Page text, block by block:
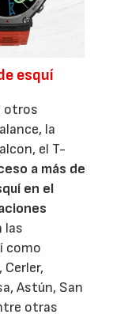
esquí
otros
la
el T-
a más de
en el
las
como
Astún, San
otras